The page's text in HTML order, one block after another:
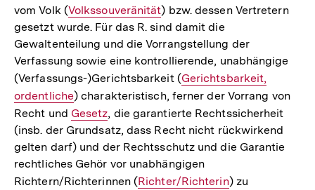
Link:
vom Volk (Interner
Link:
Volkssouveränität) bzw. dessen Vertretern
gesetzt wurde. Für das R. sind damit die
Gewaltenteilung und die Vorrangstellung der
Verfassung sowie eine kontrollierende, unabhängige
(Verfassungs-)Gerichtsbarkeit (Interner
Link:
Gerichtsbarkeit,
ordentliche) charakteristisch, ferner der Vorrang von
Recht und Interner
Link:
Gesetz, die garantierte Rechtssicherheit
(insb. der Grundsatz, dass Recht nicht rückwirkend
gelten darf) und der Rechtsschutz und die Garantie
rechtliches Gehör vor unabhängigen
Richtern/Richterinnen (Interner
Richter/Richterin) zu